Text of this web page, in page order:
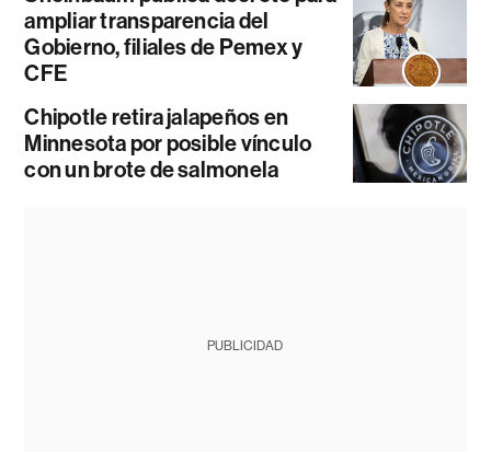
ampliar transparencia del
Gobierno, filiales de Pemex y
CFE
Chipotle retira jalapeños en
Minnesota por posible vínculo
con un brote de salmonela
PUBLICIDAD